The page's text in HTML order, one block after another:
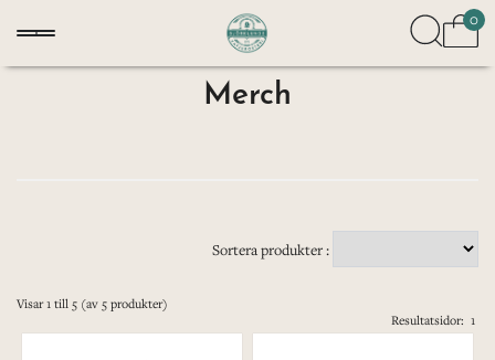
0
Merch
Sortera produkter :
Visar1 till 5 (av 5 produkter)
Resultatsidor: 1